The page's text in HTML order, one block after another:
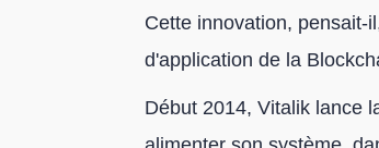
Cette innovation, pensait-
d'application de la
Début 2014, Vitalik lance